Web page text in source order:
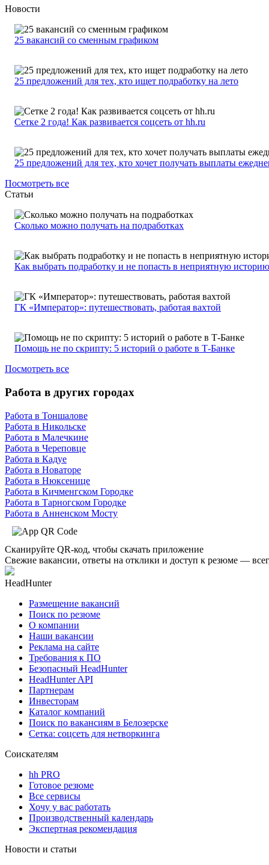
Новости
25 вакансий со сменным графиком
25 предложений для тех, кто ищет подработку на лето
Сетке 2 года! Как развивается соцсеть от hh.ru
25 предложений для тех, кто хочет получать выплаты
Посмотреть все
Статьи
Сколько можно получать на подработках
Как выбрать подработку и не попасть в неприятную историю
ГК «Император»: путешествовать, работая вахтой
Помощь не по скрипту: 5 историй о работе в Т-Банке
Посмотреть все
Работа в других городах
Работа в Тоншалове
Работа в Никольске
Работа в Малечкине
Работа в Череповце
Работа в Кадуе
Работа в Новаторе
Работа в Нюксенице
Работа в Кичменгском Городке
Работа в Тарногском Городке
Работа в Анненском Мосту
Сканируйте QR-код, чтобы скачать приложение
Свежие вакансии, ответы на отклики и доступ к резюме —
HeadHunter
Размещение вакансий
Поиск по резюме
О компании
Наши вакансии
Реклама на сайте
Требования к ПО
Безопасный HeadHunter
HeadHunter API
Партнерам
Инвесторам
Каталог компаний
Поиск по вакансиям в Белозерске
Сетка: соцсеть для нетворкинга
Соискателям
hh PRO
Готовое резюме
Все сервисы
Хочу у вас работать
Производственный календарь
Экспертная рекомендация
Новости и статьи